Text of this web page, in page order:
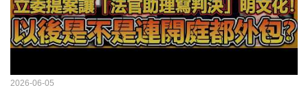
2026-06-05